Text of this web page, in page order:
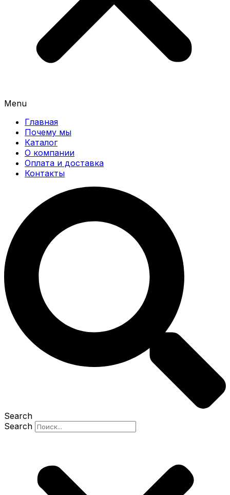
Menu
Главная
Почему мы
Каталог
О компании
Оплата и доставка
Контакты
Search
Search